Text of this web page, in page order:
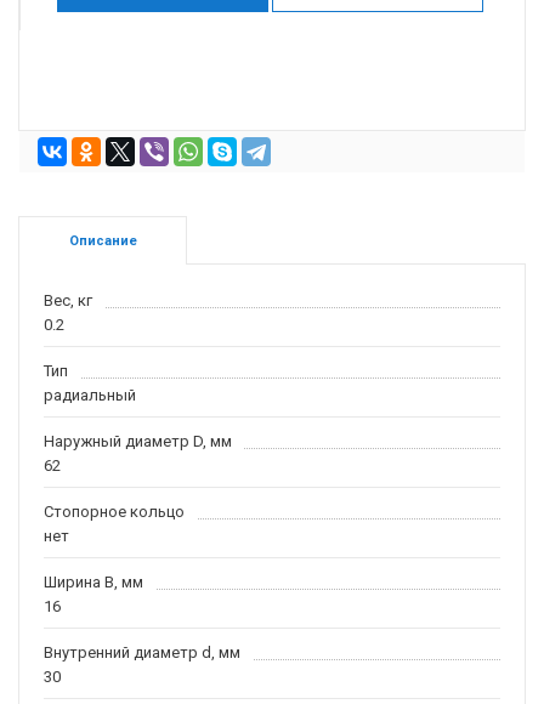
Описание
Вес, кг
0.2
Тип
радиальный
Наружный диаметр D, мм
62
Стопорное кольцо
нет
Ширина B, мм
16
Внутренний диаметр d, мм
30